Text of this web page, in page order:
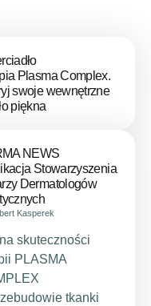
Plasma Complex.
swoje wewnętrzne
piękna
NEWS
Stowarzyszenia
Dermatologów
Kasperek
skuteczności
PLASMA
tkanki